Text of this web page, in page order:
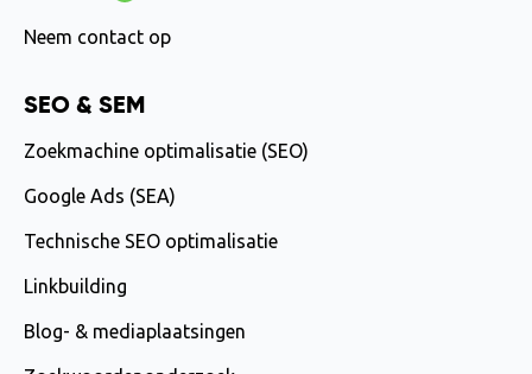
Neem contact op
SEO & SEM
Zoekmachine optimalisatie (SEO)
Google Ads (SEA)
Technische SEO optimalisatie
Linkbuilding
Blog- & mediaplaatsingen